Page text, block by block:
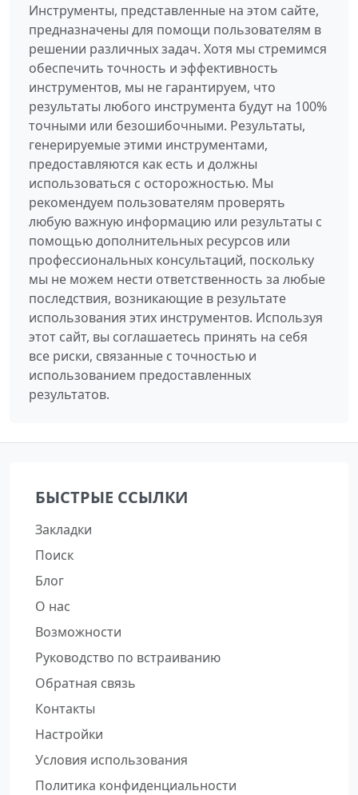
Инструменты, представленные на этом сайте,
предназначены для помощи пользователям в
решении различных задач. Хотя мы стремимся
обеспечить точность и эффективность
инструментов, мы не гарантируем, что
результаты любого инструмента будут на 100%
точными или безошибочными. Результаты,
генерируемые этими инструментами,
предоставляются как есть и должны
использоваться с осторожностью. Мы
рекомендуем пользователям проверять
любую важную информацию или результаты с
помощью дополнительных ресурсов или
профессиональных консультаций, поскольку
мы не можем нести ответственность за любые
последствия, возникающие в результате
использования этих инструментов. Используя
этот сайт, вы соглашаетесь принять на себя
все риски, связанные с точностью и
использованием предоставленных
результатов.
БЫСТРЫЕ ССЫЛКИ
Закладки
Поиск
Блог
О нас
Возможности
Руководство по встраиванию
Обратная связь
Контакты
Настройки
Условия использования
Политика конфиденциальности